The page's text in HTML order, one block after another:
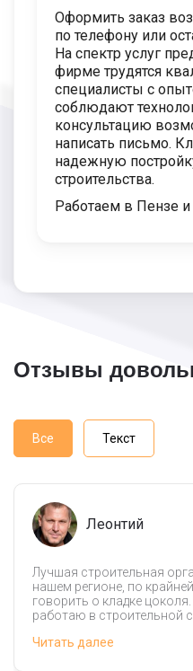
Оформить заказ
по телефону или
На спектр услуг
фирме трудятся
специалисты с
соблюдают
консультацию
написать письмо.
надежную
строительства.
Работаем в Пензе и
Отзывы
Все Текст
Леонтий
Лучшая строительная
нашем регионе, по
говорить о кладке
работаю в строительной
которые брали оплату а
Читать далее